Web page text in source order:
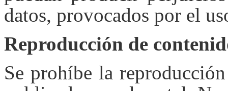
datos, provocados por el
Reproducción de
Se prohíbe la